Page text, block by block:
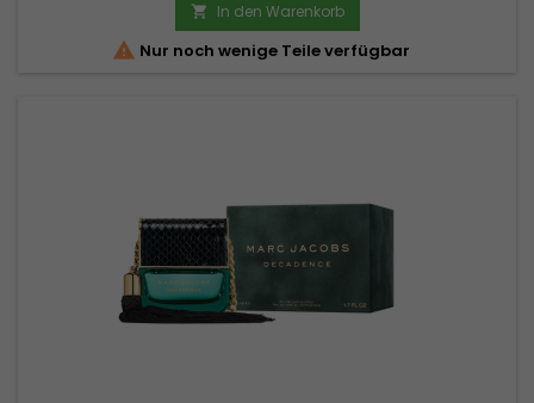
 In den Warenkorb
 Nur noch wenige Teile verfügbar